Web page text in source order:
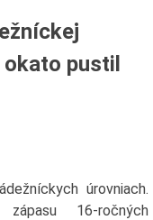
okato pustil
úrovniach.
16-ročných